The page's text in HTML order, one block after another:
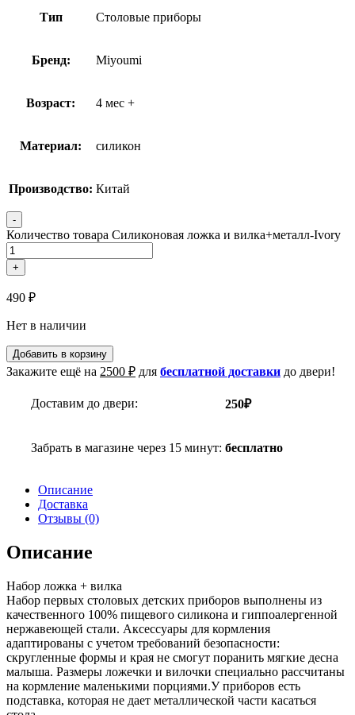
Тип Столовые приборы
Бренд: Miyoumi
Возраст: 4 мес +
Материал: силикон
Производство: Китай
-
Количество товара Силиконовая ложка и вилка+металл-Ivory
+
490 ₽
Нет в наличии
Добавить в корзину
Закажите ещё на 2500 ₽ для бесплатной доставки до двери!
Доставим до двери: 250₽
Забрать в магазине через 15 минут: бесплатно
Описание
Доставка
Отзывы (0)
Описание
Набор ложка + вилка
Набор первых столовых детских приборов выполнены из
качественного 100% пищевого силикона и гиппоалергенной
нержавеющей стали. Аксессуары для кормления
адаптированы с учетом требований безопасности:
скругленные формы и края не смогут поранить мягкие десна
малыша. Размеры ложечки и вилочки специально рассчитаны
на кормление маленькими порциями.У приборов есть
подставка, которая не дает металлической части касаться